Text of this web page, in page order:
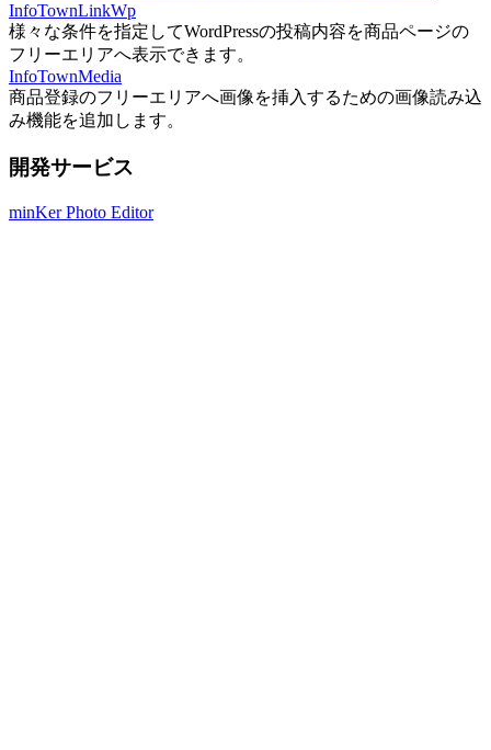
InfoTownLinkWp
様々な条件を指定してWordPressの投稿内容を商品ページの
フリーエリアへ表示できます。
InfoTownMedia
商品登録のフリーエリアへ画像を挿入するための画像読み込
み機能を追加します。
開発サービス
minKer Photo Editor